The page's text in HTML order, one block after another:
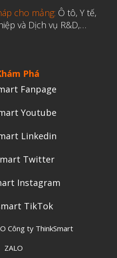
cho mảng: Ô tô, Y tế,
và Dịch vụ R&D,…
Phá
Fanpage
Youtube
Linkedin
Twitter
Instagram
TikTok
ZALO